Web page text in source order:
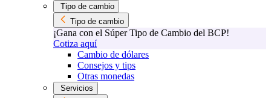
Tipo de cambio
Tipo de cambio
¡Gana con el Súper Tipo de Cambio del BCP!
Cotiza aquí
Cambio de dólares
Consejos y tips
Otras monedas
Servicios